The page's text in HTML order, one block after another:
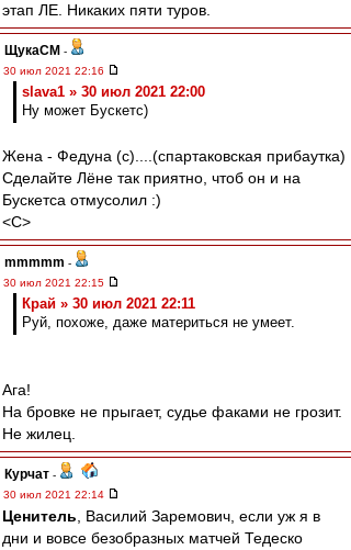
этап ЛЕ. Никаких пяти туров.
ЩукаСМ -
30 июл 2021 22:16
slava1 » 30 июл 2021 22:00
Ну может Бускетс)
Жена - Федуна (с)....(спартаковская прибаутка)
Сделайте Лёне так приятно, чтоб он и на
Бускетса отмусолил :)
<C>
mmmmm -
30 июл 2021 22:15
Край » 30 июл 2021 22:11
Руй, похоже, даже материться не умеет.
Ага!
На бровке не прыгает, судье факами не грозит.
Не жилец.
Курчат -
30 июл 2021 22:14
Ценитель , Василий Заремович, если уж я в
дни и вовсе безобразных матчей Тедеско